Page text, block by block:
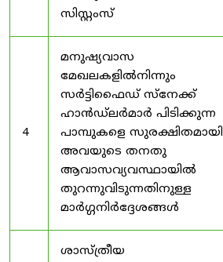
സിസ്റ്റംസ്
4
മനുഷ്യവാസ
മേഖലകളിൽനിന്നും
സർട്ടിഫൈഡ് സ്നേക്ക്
ഹാൻഡ്‌ലർമാർ പിടിക്കുന്ന
പാമ്പുകളെ സുരക്ഷിതമായി
അവയുടെ തനതു
ആവാസവ്യവസ്ഥായിൽ
തുറന്നുവിടുന്നതിനുള്ള
മാർഗ്ഗനിർദ്ദേശങ്ങൾ
ശാസ്ത്രീയ